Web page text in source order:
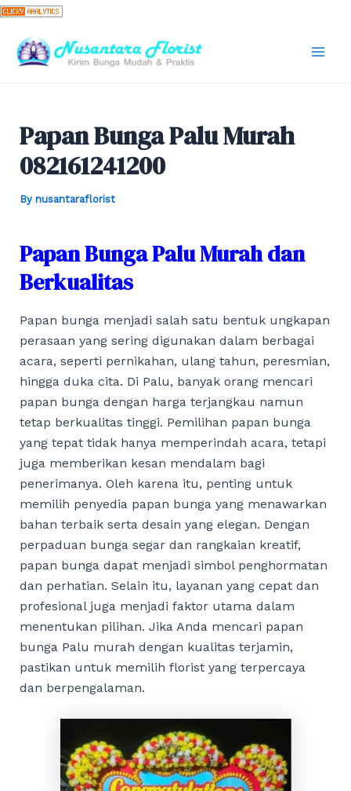
Skip
content
Papan Bunga Palu Murah
082161241200
By nusantaraflorist
Papan Bunga Palu Murah dan
Berkualitas
Papan bunga menjadi salah satu bentuk ungkapan
perasaan yang sering digunakan dalam berbagai
acara, seperti pernikahan, ulang tahun, peresmian,
hingga duka cita. Di Palu, banyak orang mencari
papan bunga dengan harga terjangkau namun
tetap berkualitas tinggi. Pemilihan papan bunga
yang tepat tidak hanya memperindah acara, tetapi
juga memberikan kesan mendalam bagi
penerimanya. Oleh karena itu, penting untuk
memilih penyedia papan bunga yang menawarkan
bahan terbaik serta desain yang elegan. Dengan
perpaduan bunga segar dan rangkaian kreatif,
papan bunga dapat menjadi simbol penghormatan
dan perhatian. Selain itu, layanan yang cepat dan
profesional juga menjadi faktor utama dalam
menentukan pilihan. Jika Anda mencari papan
bunga Palu murah dengan kualitas terjamin,
pastikan untuk memilih florist yang terpercaya
dan berpengalaman.